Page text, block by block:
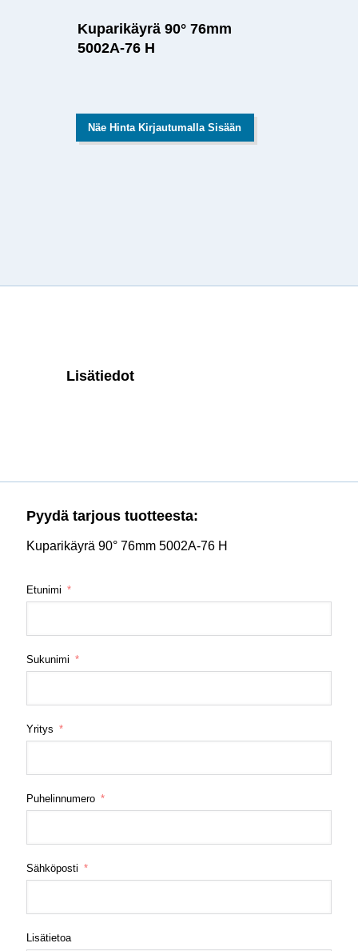
Kuparikäyrä 90° 76mm
5002A-76 H
Näe Hinta Kirjautumalla Sisään
Lisätiedot
Pyydä tarjous tuotteesta:
Kuparikäyrä 90° 76mm 5002A-76 H
Etunimi
Sukunimi
Yritys
Puhelinnumero
Sähköposti
Lisätietoa